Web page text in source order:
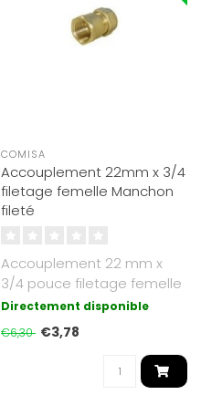
COMISA
Accouplement 22mm x 3/4
filetage femelle Manchon
fileté
Accouplement 22 mm x
3/4 pouce filetage femelle
Directement disponible
€6,30 €3,78